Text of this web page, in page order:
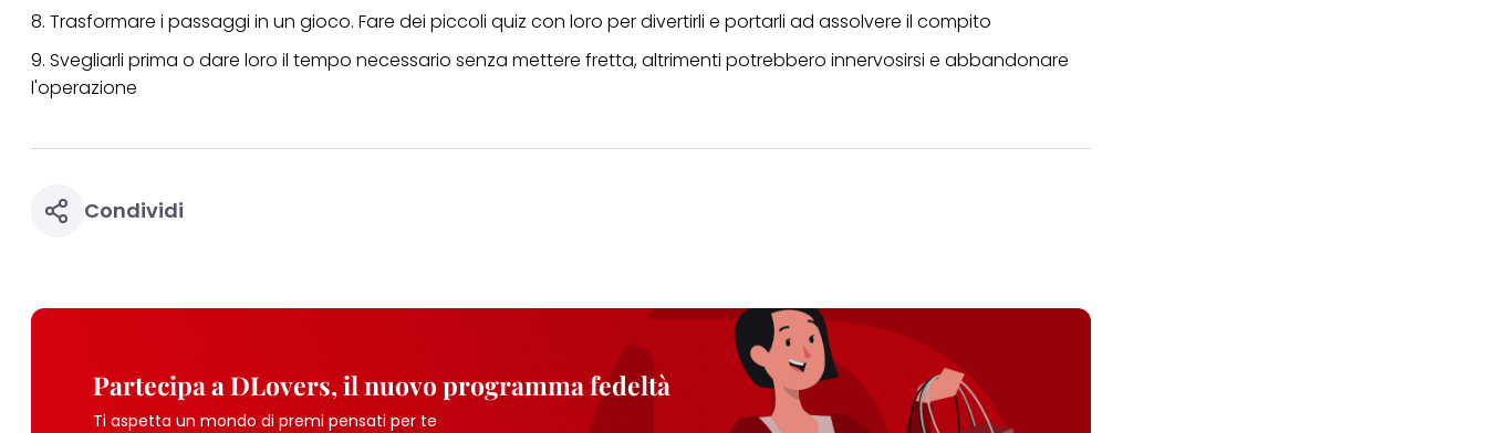
8. Trasformare i passaggi in un gioco. Fare dei piccoli quiz con loro per divertirli e portarli ad assolvere il compito
9. Svegliarli prima o dare loro il tempo necessario senza mettere fretta, altrimenti potrebbero innervosirsi e abbandonare
l'operazione
Condividi
Partecipa a DLovers, il nuovo programma fedeltà
Ti aspetta un mondo di premi pensati per te